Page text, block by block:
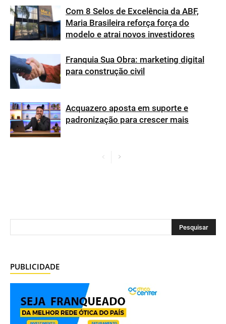
Com 8 Selos de Excelência da ABF,
Maria Brasileira reforça força do
modelo e atrai novos investidores
Franquia Sua Obra: marketing digital
para construção civil
Acquazero aposta em suporte e
padronização para crescer mais
PUBLICIDADE